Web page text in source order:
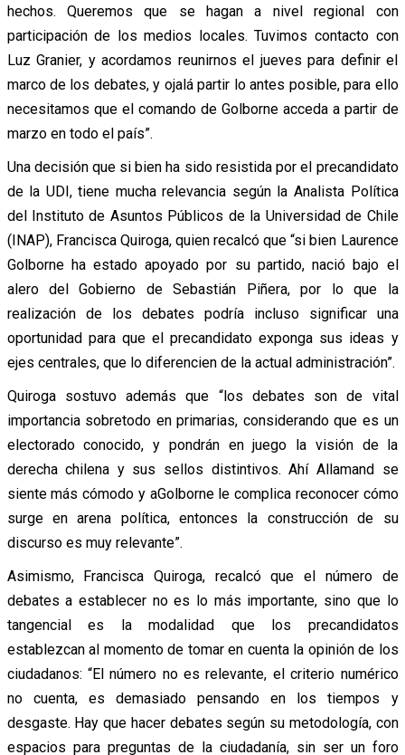
hechos. Queremos que se hagan a nivel regional con
participación de los medios locales. Tuvimos contacto con
Luz Granier, y acordamos reunirnos el jueves para definir el
marco de los debates, y ojalá partir lo antes posible, para ello
necesitamos que el comando de Golborne acceda a partir de
marzo en todo el país”.
Una decisión que si bien ha sido resistida por el precandidato
de la UDI, tiene mucha relevancia según la Analista Política
del Instituto de Asuntos Públicos de la Universidad de Chile
(INAP), Francisca Quiroga, quien recalcó que “si bien Laurence
Golborne ha estado apoyado por su partido, nació bajo el
alero del Gobierno de Sebastián Piñera, por lo que la
realización de los debates podría incluso significar una
oportunidad para que el precandidato exponga sus ideas y
ejes centrales, que lo diferencien de la actual administración”.
Quiroga sostuvo además que “los debates son de vital
importancia sobretodo en primarias, considerando que es un
electorado conocido, y pondrán en juego la visión de la
derecha chilena y sus sellos distintivos. Ahí Allamand se
siente más cómodo y aGolborne le complica reconocer cómo
surge en arena política, entonces la construcción de su
discurso es muy relevante”.
Asimismo, Francisca Quiroga, recalcó que el número de
debates a establecer no es lo más importante, sino que lo
tangencial es la modalidad que los precandidatos
establezcan al momento de tomar en cuenta la opinión de los
ciudadanos: “El número no es relevante, el criterio numérico
no cuenta, es demasiado pensando en los tiempos y
desgaste. Hay que hacer debates según su metodología, con
espacios para preguntas de la ciudadanía, sin ser un foro